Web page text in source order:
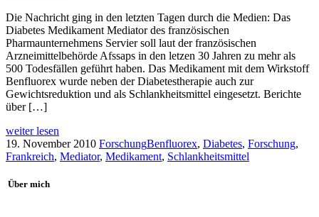
Die Nachricht ging in den letzten Tagen durch die Medien: Das
Diabetes Medikament Mediator des französischen
Pharmaunternehmens Servier soll laut der französischen
Arzneimittelbehörde Afssaps in den letzen 30 Jahren zu mehr als
500 Todesfällen geführt haben. Das Medikament mit dem Wirkstoff
Benfluorex wurde neben der Diabetestherapie auch zur
Gewichtsreduktion und als Schlankheitsmittel eingesetzt. Berichte
über […]
weiter lesen
19. November 2010 ForschungBenfluorex, Diabetes, Forschung,
Frankreich, Mediator, Medikament, Schlankheitsmittel
Über mich